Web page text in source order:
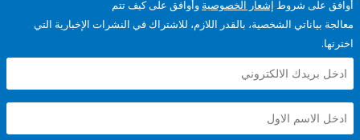
شروطإشعار الخصوصيةوأوافق على كيف تتم
الشخصية، بالقدر اللازم، للاشتراك في النشرات الإخبارية التي